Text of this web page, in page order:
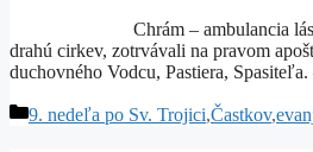
Chrám – ambulancia lásky
drahú cirkev, zotrvávali na pravom
duchovného Vodcu, Pastiera,
Kategórie
9. nedeľa po Sv. Trojici,Častkov,